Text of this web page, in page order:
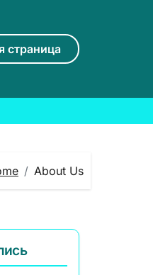
страница
About Us